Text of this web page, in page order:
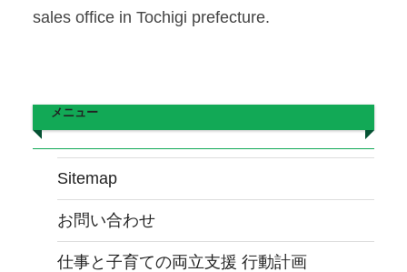
sales office in Tochigi prefecture.
メニュー
Sitemap
お問い合わせ
仕事と子育ての両立支援 行動計画